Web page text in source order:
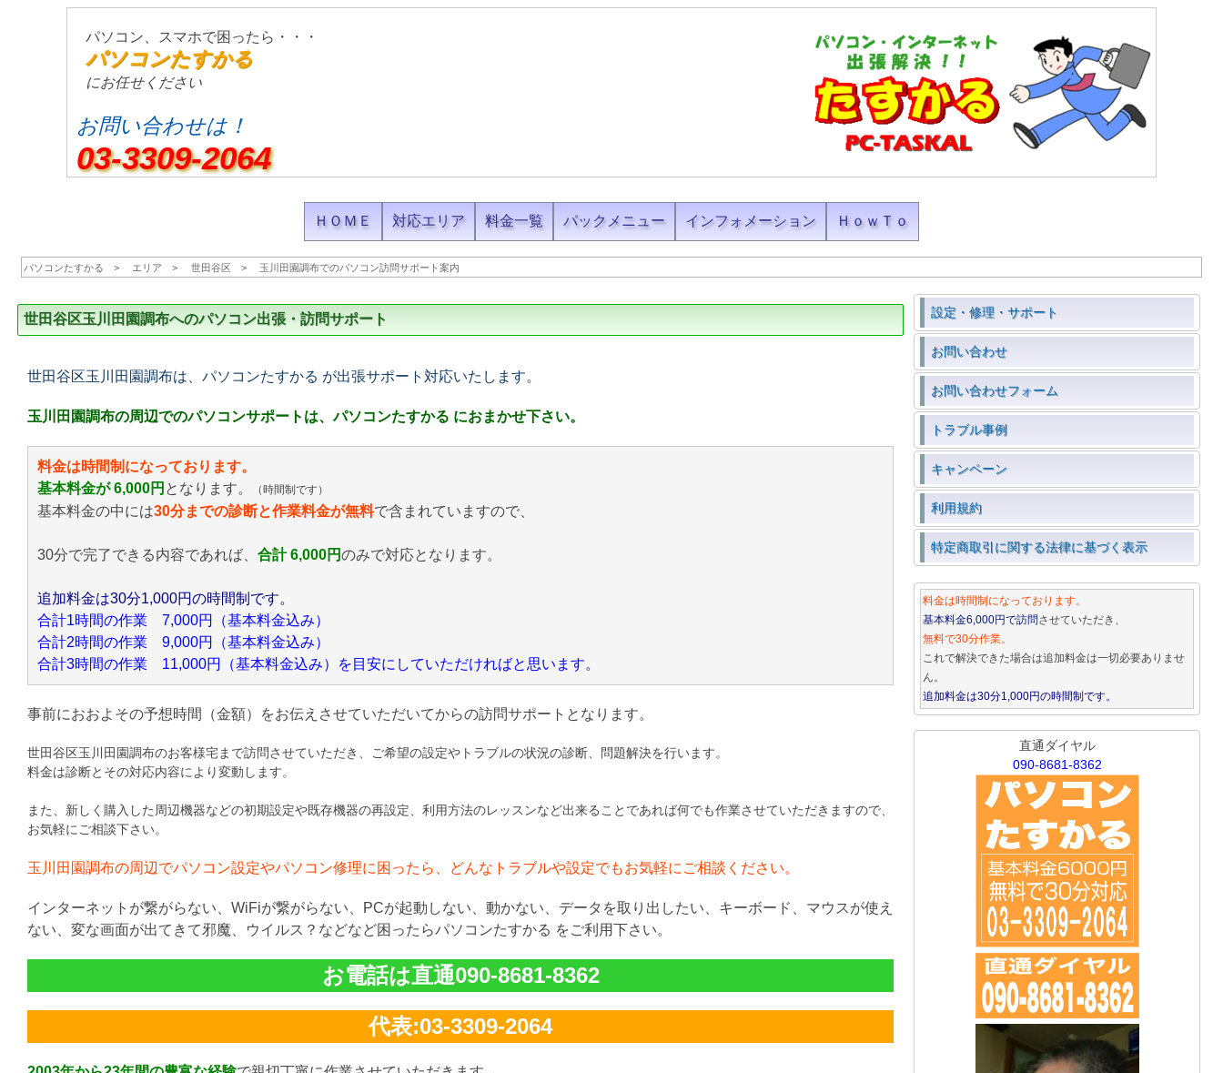
パソコン、スマホで困ったら・・・
パソコンたすかる
にお任せください
お問い合わせは！
03-3309-2064
ＨＯＭＥ 対応エリア 料金一覧 パックメニュー インフォメーション ＨｏｗＴｏ
パソコンたすかる エリア 世田谷区 玉川田園調布でのパソコン訪問サポート案内
世田谷区玉川田園調布へのパソコン出張・訪問サポート
世田谷区玉川田園調布は、パソコンたすかる が出張サポート対応いたします。
玉川田園調布の周辺でのパソコンサポートは、パソコンたすかる におまかせ下さい。
料金は時間制になっております。
基本料金が 6,000円 となります。 （時間制です）
基本料金の中には30分までの診断と作業料金が無料で含まれていますので、
30分で完了できる内容であれば、 合計 6,000円のみで対応となります。
追加料金は30分1,000円の時間制です。
合計1時間の作業 7,000円（基本料金込み）
合計2時間の作業 9,000円（基本料金込み）
合計3時間の作業 11,000円（基本料金込み）を目安にしていただければと思います。
事前におおよその予想時間（金額）をお伝えさせていただいてからの訪問サポートとなります。
世田谷区玉川田園調布のお客様宅まで訪問させていただき、ご希望の設定やトラブルの状況の診断、問題解決を行います。
料金は診断とその対応内容により変動します。
また、新しく購入した周辺機器などの初期設定や既存機器の再設定、利用方法のレッスンなど出来ることであれば何でも作業させていただきますので、
お気軽にご相談下さい。
玉川田園調布の周辺でパソコン設定やパソコン修理に困ったら、どんなトラブルや設定でもお気軽にご相談ください。
インターネットが繋がらない、WiFiが繋がらない、PCが起動しない、動かない、データを取り出したい、キーボード、マウスが使え
ない、変な画面が出てきて邪魔、ウイルス？などなど困ったらパソコンたすかる をご利用下さい。
お電話は直通090-8681-8362
代表:03-3309-2064
設定・修理・サポート
お問い合わせ
お問い合わせフォーム
トラブル事例
キャンペーン
利用規約
特定商取引に関する法律に基づく表示
料金は時間制になっております。
基本料金6,000円で訪問させていただき、
無料で30分作業。
これで解決できた場合は追加料金は一切必要ありませ
ん。
追加料金は30分1,000円の時間制です。
直通ダイヤル
090-8681-8362